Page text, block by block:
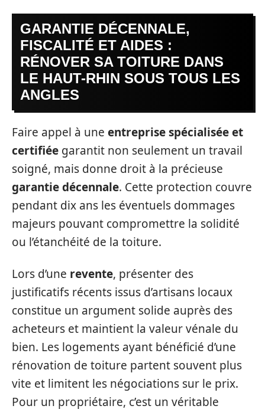
GARANTIE DÉCENNALE,
FISCALITÉ ET AIDES :
RÉNOVER SA TOITURE DANS
LE HAUT-RHIN SOUS TOUS LES
ANGLES
Faire appel à une entreprise spécialisée et
certifiée garantit non seulement un travail
soigné, mais donne droit à la précieuse
garantie décennale. Cette protection couvre
pendant dix ans les éventuels dommages
majeurs pouvant compromettre la solidité
ou l’étanchéité de la toiture.
Lors d’une revente, présenter des
justificatifs récents issus d’artisans locaux
constitue un argument solide auprès des
acheteurs et maintient la valeur vénale du
bien. Les logements ayant bénéficié d’une
rénovation de toiture partent souvent plus
vite et limitent les négociations sur le prix.
Pour un propriétaire, c’est un véritable